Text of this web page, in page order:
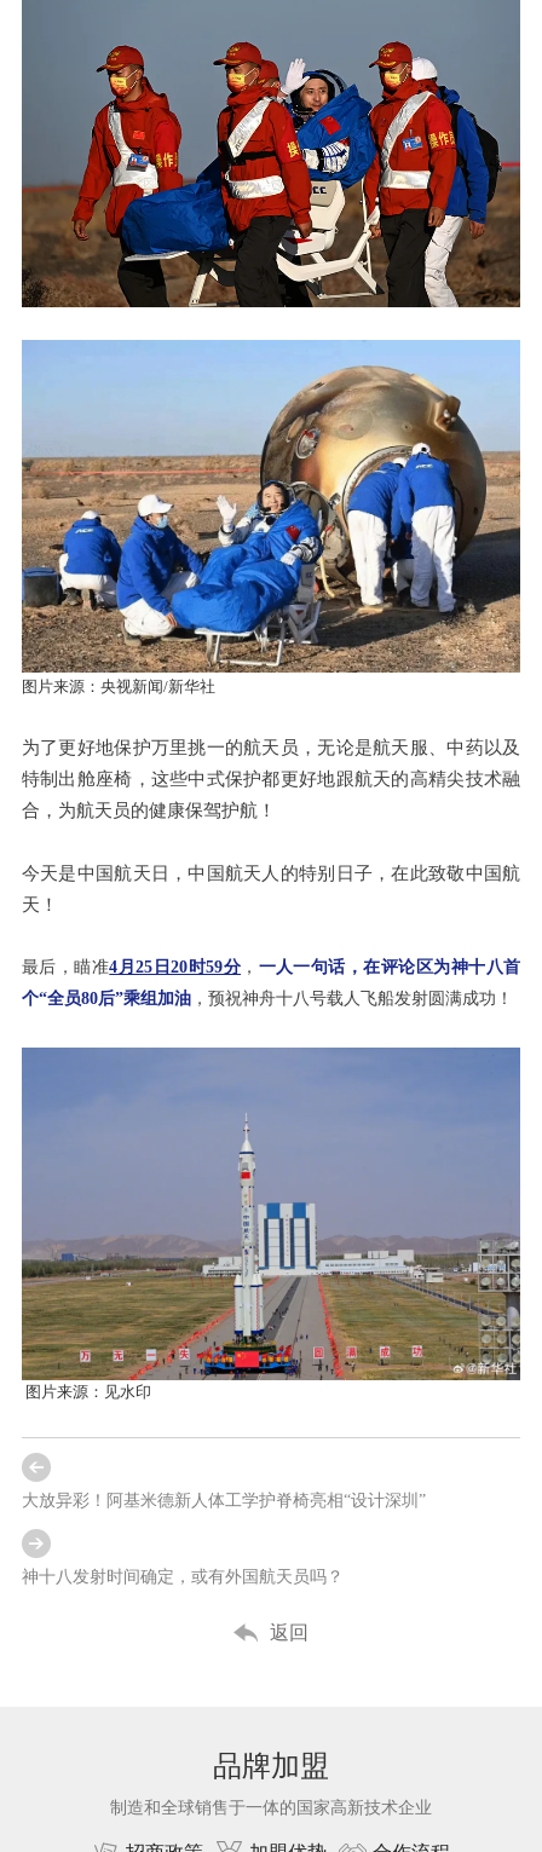
图片来源：央视新闻/新华社
为了更好地保护万里挑一的航天员，无论是航天服、中药以及
特制出舱座椅，这些中式保护都更好地跟航天的高精尖技术融
合，为航天员的健康保驾护航！
今天是中国航天日，中国航天人的特别日子，在此致敬中国航
天！
最后，瞄准4月25日20时59分 ， 一人一句话，在评论区为神十八首
个“全员80后”乘组加油，预祝神舟十八号载人飞船发射圆满成功！
图片来源：见水印
大放异彩！阿基米德新人体工学护脊椅亮相“设计深圳”
神十八发射时间确定，或有外国航天员吗？
返回
品牌加盟
制造和全球销售于一体的国家高新技术企业